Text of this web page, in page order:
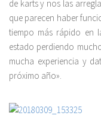
de karts y nos las
que parecen haber
tiempo más rápido en
estado perdiendo
mucha experiencia y
próximo año».